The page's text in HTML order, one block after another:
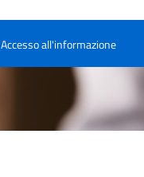
Accesso all'informazione